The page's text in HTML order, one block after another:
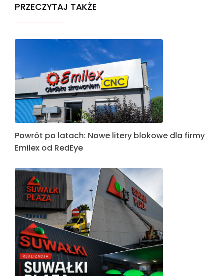
PRZECZYTAJ TAKŻE
Powrót po latach: Nowe litery blokowe dla firmy
Emilex od RedEye